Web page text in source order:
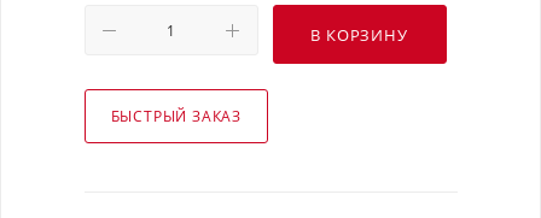
В КОРЗИНУ
БЫСТРЫЙ ЗАКАЗ